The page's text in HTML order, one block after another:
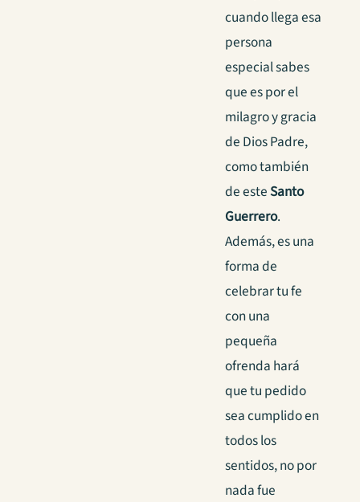
cuando llega esa
persona
especial sabes
que es por el
milagro y gracia
de Dios Padre,
como también
de esteSanto
Guerrero.
Además, es una
forma de
celebrar tu fe
con una
pequeña
ofrenda hará
que tu pedido
sea cumplido en
todos los
sentidos, no por
nada fue